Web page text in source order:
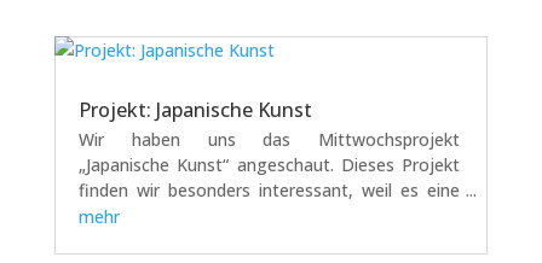
Projekt: Japanische Kunst
Wir haben uns das Mittwochsprojekt
„Japanische Kunst“ angeschaut. Dieses Projekt
finden wir besonders interessant, weil es eine
kleine Vorgeschichte hat: In der
mehr